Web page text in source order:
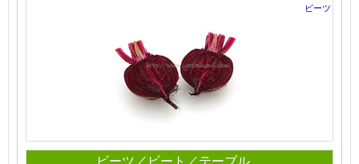
ビーツ